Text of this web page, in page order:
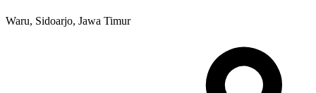
Waru, Sidoarjo, Jawa Timur